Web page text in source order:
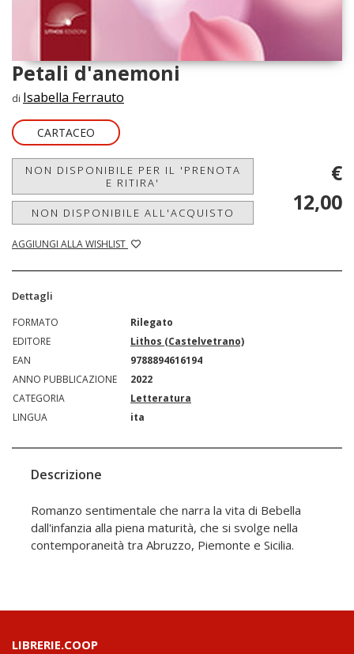
Petali d'anemoni
di Isabella Ferrauto
CARTACEO
NON DISPONIBILE PER IL 'PRENOTA
E RITIRA'
NON DISPONIBILE ALL'ACQUISTO
AGGIUNGI ALLA WISHLIST
€
12,00
Dettagli
FORMATO
Rilegato
EDITORE
Lithos (Castelvetrano)
EAN
9788894616194
ANNO PUBBLICAZIONE
2022
CATEGORIA
Letteratura
LINGUA
ita
Descrizione
Romanzo sentimentale che narra la vita di Bebella
dall'infanzia alla piena maturità, che si svolge nella
contemporaneità tra Abruzzo, Piemonte e Sicilia.
LIBRERIE.COOP